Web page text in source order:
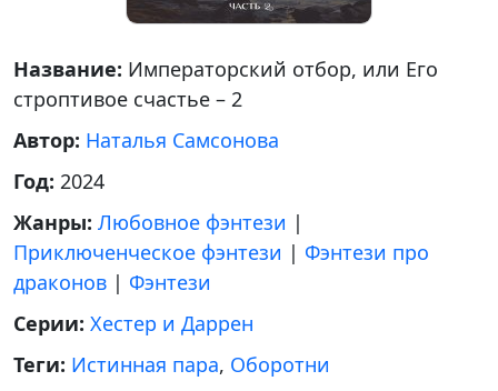
Название: Императорский отбор, или Его
строптивое счастье – 2
Автор: Наталья Самсонова
Год: 2024
Жанры: Любовное фэнтези |
Приключенческое фэнтези | Фэнтези про
драконов | Фэнтези
Серии: Хестер и Даррен
Теги: Истинная пара, Оборотни